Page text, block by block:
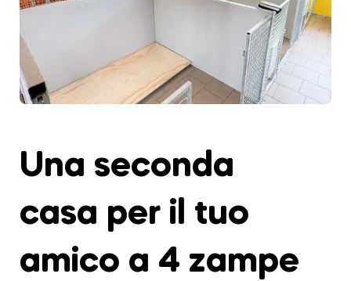
Una seconda
casa per il tuo
amico a 4 zampe